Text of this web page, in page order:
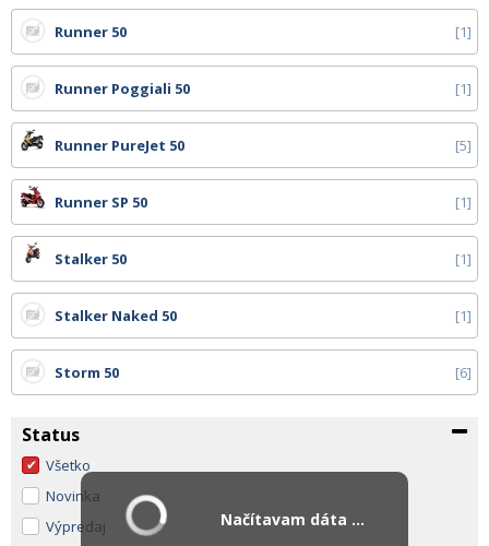
Runner 50 1
Runner Poggiali 50 1
Runner PureJet 50 5
Runner SP 50 1
Stalker 50 1
Stalker Naked 50 1
Storm 50 6
Status
Všetko
Novinka
Výpredaj
Načítavam dáta ...